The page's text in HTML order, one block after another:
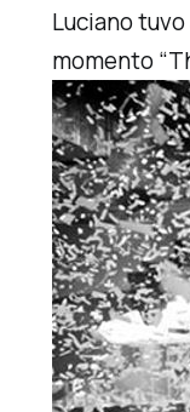
Luciano
momento